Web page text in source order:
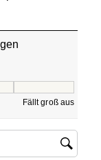
Fällt groß aus